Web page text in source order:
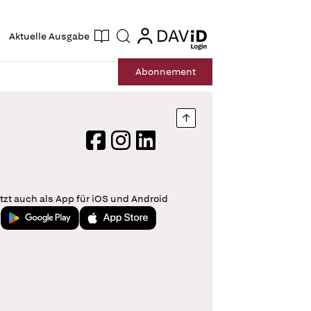
Aktuelle Ausgabe Suche login
login
Abonnement
Nach oben springen
FacebookInstagram
LinkedIn
auch als App für iOS und Android
Jetzt bei Google PlayLaden im App Store